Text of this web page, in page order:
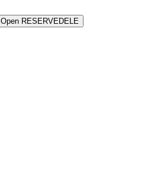
Open RESERVEDELE